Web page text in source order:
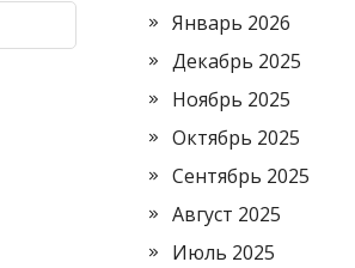
Январь 2026
Декабрь 2025
Ноябрь 2025
Октябрь 2025
Сентябрь 2025
Август 2025
Июль 2025